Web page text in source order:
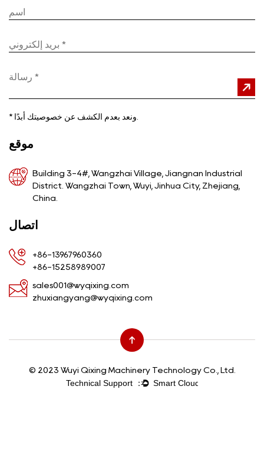
*
موقع
Building 3-4#, Wangzhai Village, Jiangnan Industrial
District. Wangzhai Town, Wuyi, Jinhua City, Zhejiang,
China.
اتصال
+86-13967960360
+86-15258989007
sales001@wyqixing.com
zhuxiangyang@wyqixing.com
© 2023 Wuyi Qixing Machinery Technology Co., Ltd.